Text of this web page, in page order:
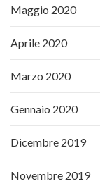
Maggio 2020
Aprile 2020
Marzo 2020
Gennaio 2020
Dicembre 2019
Novembre 2019